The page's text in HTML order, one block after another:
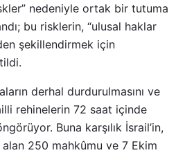
nedeniyle ortak bir tutuma
bu risklerin, “ulusal haklar
şekillendirmek için
derhal durdurulmasını ve
rehinelerin 72 saat içinde
Buna karşılık İsrail’in,
250 mahkûmu ve 7 Ekim